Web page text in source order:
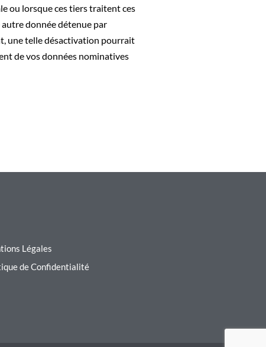
ou lorsque ces tiers traitent ces
donnée détenue par
une telle désactivation pourrait
de vos données nominatives
Légales
de Confidentialité